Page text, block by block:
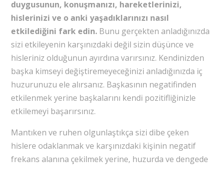
duygusunun, konuşmanızı, hareketlerinizi,
hislerinizi ve o anki yaşadıklarınızı nasıl
etkilediğini fark edin.Bunu gerçekten anladığınızda
sizi etkileyenin karşınızdaki değil sizin düşünce ve
hisleriniz olduğunun ayırdına varırsınız. Kendinizden
başka kimseyi değiştiremeyeceğinizi anladığınızda iç
huzurunuzu ele alırsanız. Başkasının negatifinden
etkilenmek yerine başkalarını kendi pozitifliğinizle
etkilemeyi başarırsınız.
Mantıken ve ruhen olgunlaştıkça sizi dibe çeken
hislere odaklanmak ve karşınızdaki kişinin negatif
frekans alanına çekilmek yerine, huzurda ve dengede